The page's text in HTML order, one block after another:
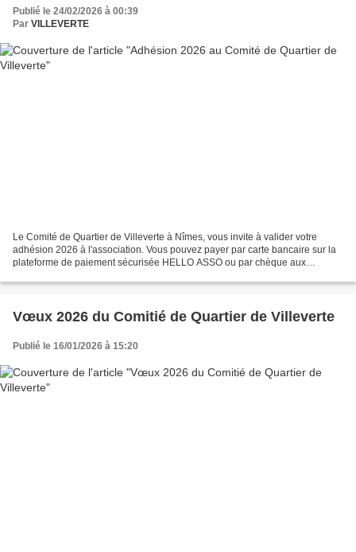
Publié le 24/02/2026 à 00:39
Par VILLEVERTE
Le Comité de Quartier de Villeverte à Nîmes, vous invite à valider votre
adhésion 2026 à l'association. Vous pouvez payer par carte bancaire sur la
plateforme de paiement sécurisée HELLO ASSO ou par chèque aux
Vœux 2026 du Comitié de Quartier de Villeverte
Publié le 16/01/2026 à 15:20